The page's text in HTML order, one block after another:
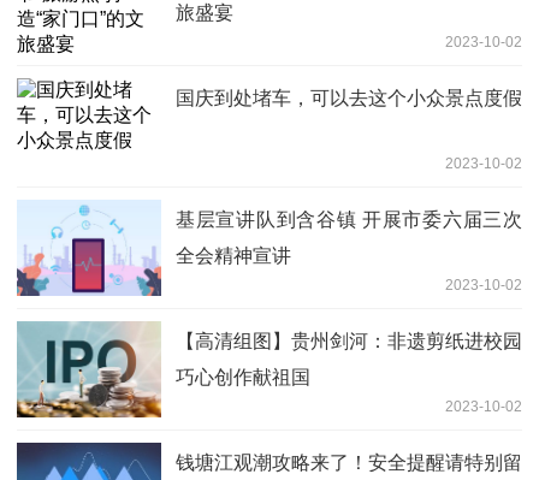
旅盛宴
2023-10-02
国庆到处堵车，可以去这个小众景点度假
2023-10-02
基层宣讲队到含谷镇 开展市委六届三次
全会精神宣讲
2023-10-02
【高清组图】贵州剑河：非遗剪纸进校园
巧心创作献祖国
2023-10-02
钱塘江观潮攻略来了！安全提醒请特别留